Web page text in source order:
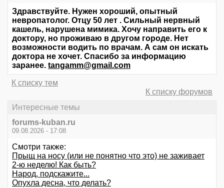
Здравствуйте. Нужен хороший, опытный
невропатолог. Отцу 50 лет . Сильный нервный
кашель, нарушена мимика. Хочу направить его к
доктору, но проживаю в другом городе. Нет
возможности водить по врачам. А сам он искать
доктора не хочет. Спасибо за информацию
заранее. tangamm@gmail.com
К списку тем
К списку форумов
Интересные темы
forums-kuban.ru
09.08.2026 - 17:08
Смотри также:
Прыщ на носу (или не понятно что это) не заживает
2-ю неделю! Как быть?
Народ, подскажите...
Опухла десна, что делать?